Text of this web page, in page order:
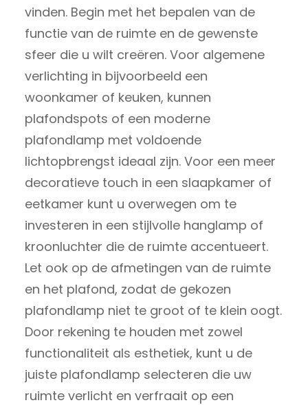
vinden. Begin met het bepalen van de
functie van de ruimte en de gewenste
sfeer die u wilt creëren. Voor algemene
verlichting in bijvoorbeeld een
woonkamer of keuken, kunnen
plafondspots of een moderne
plafondlamp met voldoende
lichtopbrengst ideaal zijn. Voor een meer
decoratieve touch in een slaapkamer of
eetkamer kunt u overwegen om te
investeren in een stijlvolle hanglamp of
kroonluchter die de ruimte accentueert.
Let ook op de afmetingen van de ruimte
en het plafond, zodat de gekozen
plafondlamp niet te groot of te klein oogt.
Door rekening te houden met zowel
functionaliteit als esthetiek, kunt u de
juiste plafondlamp selecteren die uw
ruimte verlicht en verfraait op een